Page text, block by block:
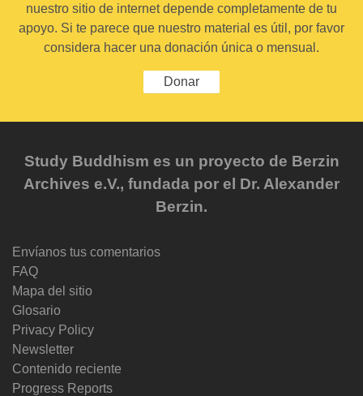
nuestro sitio de internet depende completamente de tu
apoyo. Si te parece que nuestro material es útil, por favor
considera hacer una donación única o mensual.
Donar
Study Buddhism es un proyecto de Berzin
Archives e.V., fundada por el Dr. Alexander
Berzin.
Envíanos tus comentarios
FAQ
Mapa del sitio
Glosario
Privacy Policy
Newsletter
Contenido reciente
Progress Reports